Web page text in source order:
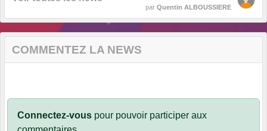
par Quentin ALBOUSSIERE
COMMENTEZ LA NEWS
Connectez-vous pour pouvoir participer aux